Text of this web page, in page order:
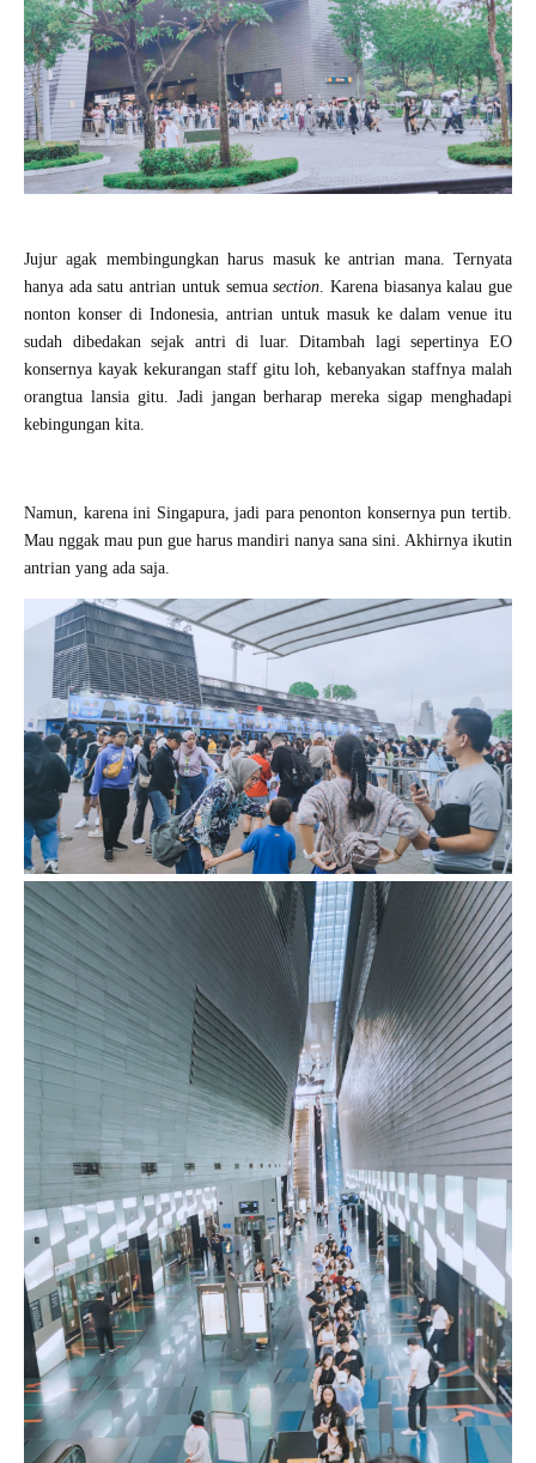
Jujur agak membingungkan harus masuk ke antrian mana. Ternyata
hanya ada satu antrian untuk semuasection. Karena biasanya kalau gue
nonton konser di Indonesia, antrian untuk masuk ke dalam venue itu
sudah dibedakan sejak antri di luar. Ditambah lagi sepertinya EO
konsernya kayak kekurangan staff gitu loh, kebanyakan staffnya malah
orangtua lansia gitu. Jadi jangan berharap mereka sigap menghadapi
kebingungan kita.
Namun, karena ini Singapura, jadi para penonton konsernya pun tertib.
Mau nggak mau pun gue harus mandiri nanya sana sini. Akhirnya ikutin
antrian yang ada saja.